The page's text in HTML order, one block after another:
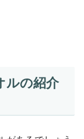
ルの紹介